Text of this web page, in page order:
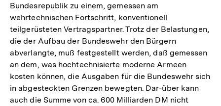
Bundesrepublik zu einem, gemessen am
wehrtechnischen Fortschritt, konventionell
teilgerüsteten Vertragspartner. Trotz der Belastungen,
die der Aufbau der Bundeswehr den Bürgern
abverlangte, muß festgestellt werden, daß gemessen
an dem, was hochtechnisierte moderne Armeen
kosten können, die Ausgaben für die Bundeswehr sich
in abgesteckten Grenzen bewegten. Dar-über kann
auch die Summe von ca. 600 Milliarden DM nicht